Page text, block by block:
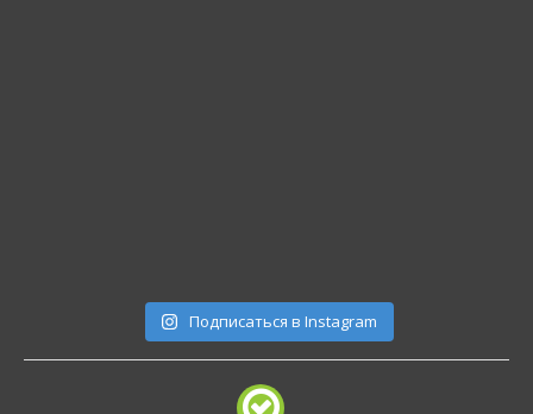
Подписаться в Instagram